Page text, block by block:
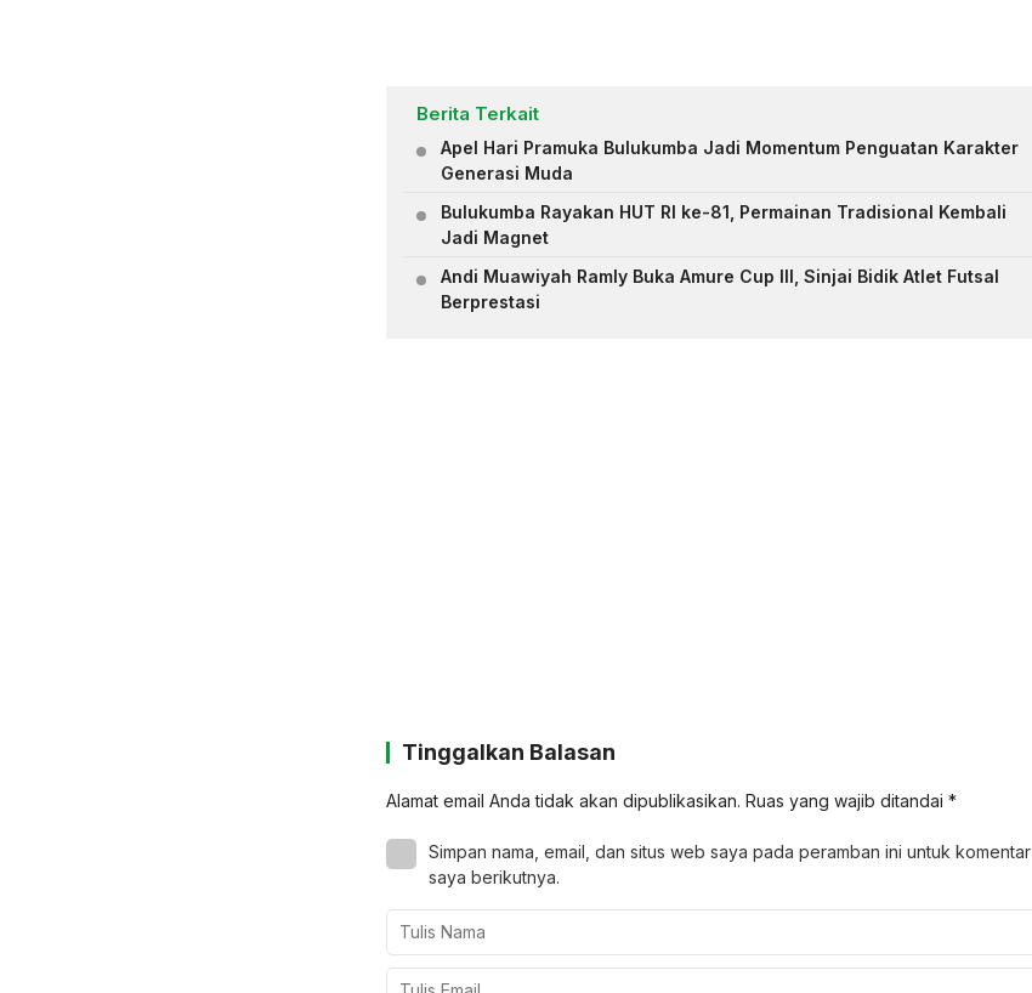
Berita Terkait
Apel Hari Pramuka Bulukumba Jadi Momentum Penguatan Karakter
Generasi Muda
Bulukumba Rayakan HUT RI ke-81, Permainan Tradisional Kembali
Jadi Magnet
Andi Muawiyah Ramly Buka Amure Cup III, Sinjai Bidik Atlet Futsal
Berprestasi
Tinggalkan Balasan
Alamat email Anda tidak akan dipublikasikan. Ruas yang wajib ditandai *
Simpan nama, email, dan situs web saya pada peramban ini untuk komentar
saya berikutnya.